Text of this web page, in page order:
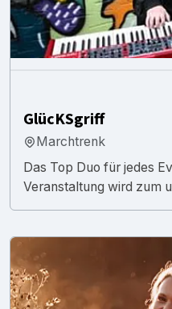
GlücKSgriff
Marchtrenk
Das Top Duo für jedes
Veranstaltung wird zum